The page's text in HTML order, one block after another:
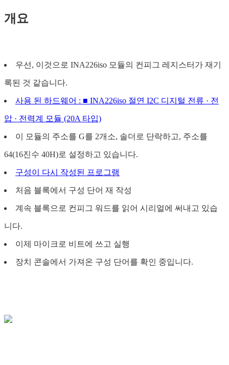
개요
우선, 이것으로 INA226iso 모듈의 컨피그 레지스터가 재기
록된 것 같습니다.
사용 된 하드웨어 : ■ INA226iso 절연 I2C 디지털 전류 · 전
압 · 전력계 모듈 (20A 타입)
이 모듈의 주소를 G를 2개소, 솔더로 단락하고, 주소를
64(16진수 40H)로 설정하고 있습니다.
구성이 다시 작성된 프로그램
처음 블록에서 구성 단어 재 작성
계속 블록으로 컨피그 워드를 읽어 시리얼에 써내고 있습
니다.
이제 마이크로 비트에 쓰고 실행
장치 콘솔에서 가져온 구성 단어를 확인 중입니다.